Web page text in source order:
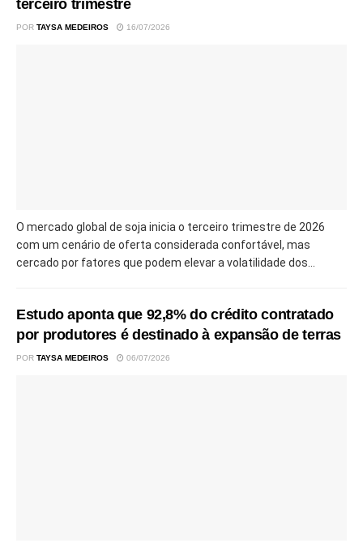
terceiro trimestre
POR TAYSA MEDEIROS 16/07/2026
O mercado global de soja inicia o terceiro trimestre de 2026
com um cenário de oferta considerada confortável, mas
cercado por fatores que podem elevar a volatilidade dos...
Estudo aponta que 92,8% do crédito contratado
por produtores é destinado à expansão de terras
POR TAYSA MEDEIROS 06/07/2026